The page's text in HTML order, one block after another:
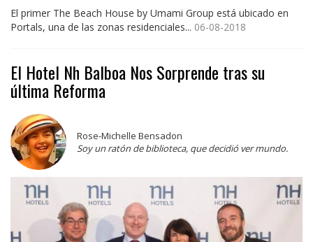
El primer The Beach House by Umami Group está ubicado en
Portals, una de las zonas residenciales... 06-08-2018
El Hotel Nh Balboa Nos Sorprende tras su
última Reforma
Rose-Michelle Bensadon
Soy un ratón de biblioteca, que decidió ver mundo.